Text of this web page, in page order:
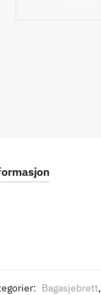
Bagasjebrett,